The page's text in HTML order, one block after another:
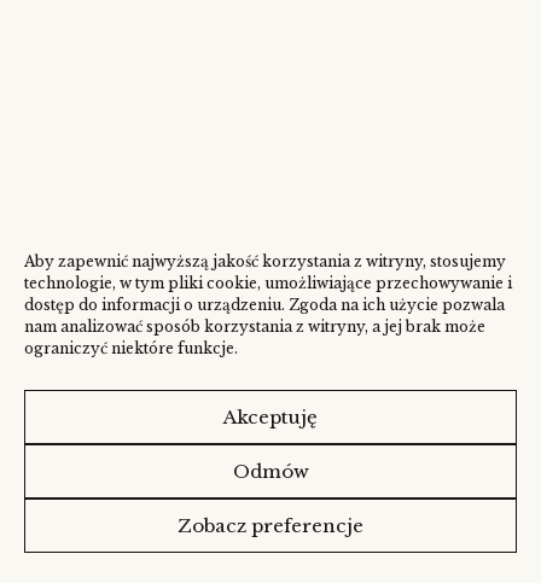
Aby zapewnić najwyższą jakość korzystania z witryny, stosujemy
technologie, w tym pliki cookie, umożliwiające przechowywanie i
dostęp do informacji o urządzeniu. Zgoda na ich użycie pozwala
nam analizować sposób korzystania z witryny, a jej brak może
ograniczyć niektóre funkcje.
Akceptuję
Odmów
Zobacz preferencje